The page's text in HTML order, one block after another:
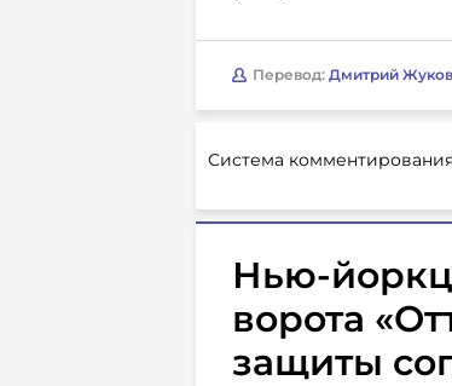
Перевод: Дмитрий Жуков
Система
Нью-
ворота
защиты